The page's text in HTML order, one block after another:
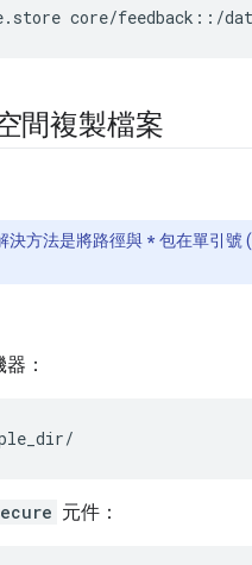
間複製檔案
決方法是將路徑與 * 包在單引號 (
：
元件：